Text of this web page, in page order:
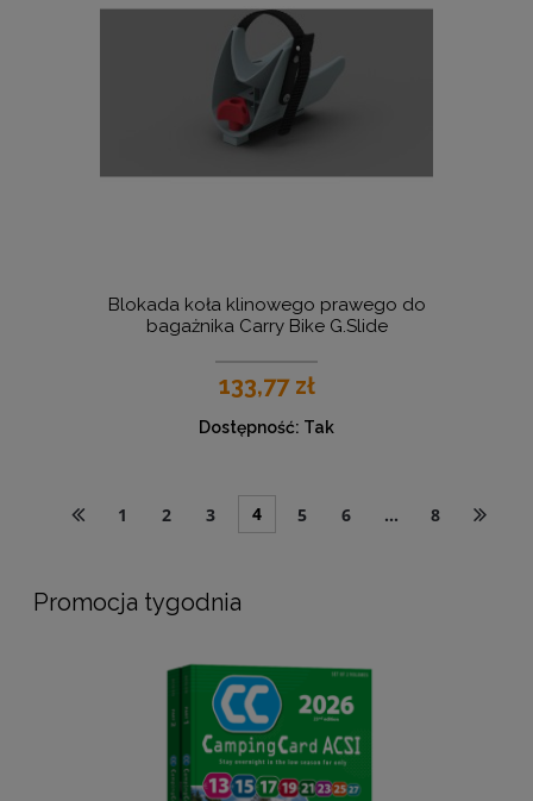
Blokada koła klinowego prawego do
bagażnika Carry Bike G.Slide
133,77 zł
Dostępność: Tak
1 2 3 4 5 6 ... 8
Promocja tygodnia